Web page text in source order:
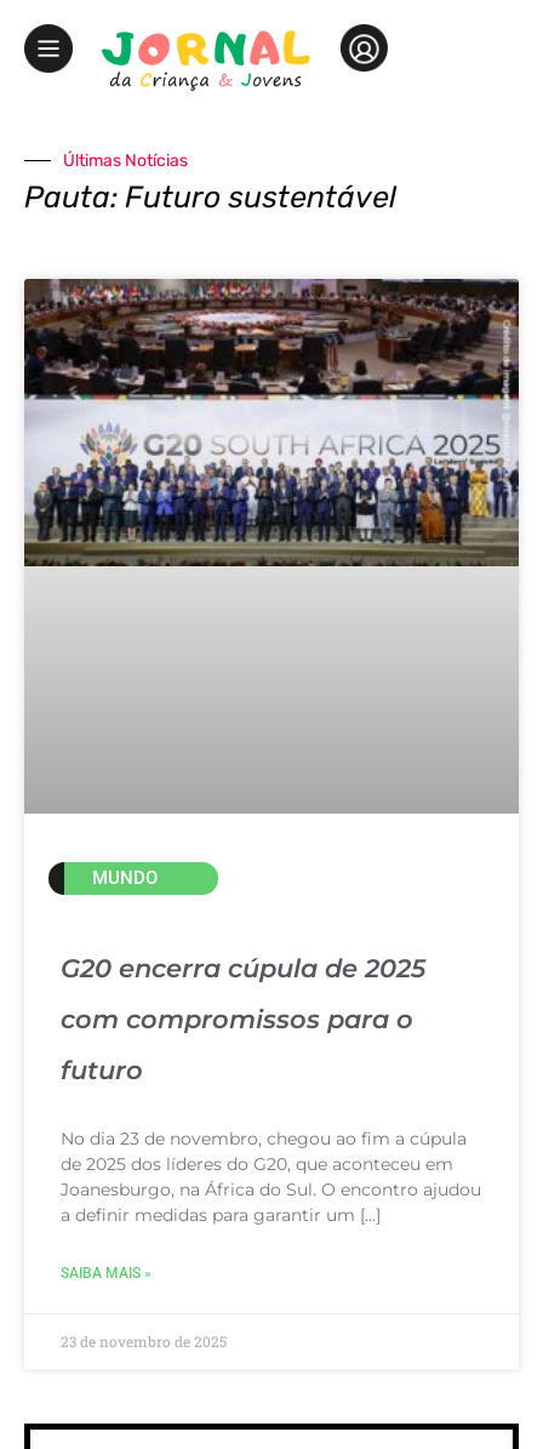
Últimas Notícias
Pauta: Futuro sustentável
MUNDO
G20 encerra cúpula de 2025
com compromissos para o
futuro
No dia 23 de novembro, chegou ao fim a cúpula
de 2025 dos líderes do G20, que aconteceu em
Joanesburgo, na África do Sul. O encontro ajudou
a definir medidas para garantir um […]
SAIBA MAIS »
23 de novembro de 2025